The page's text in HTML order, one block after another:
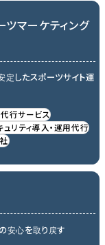
マーケティング
定したスポーツサイト運
行サービス
ュリティ導入・運用代行
安心を取り戻す